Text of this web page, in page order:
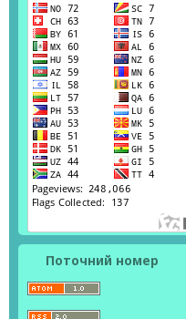
Поточний номер